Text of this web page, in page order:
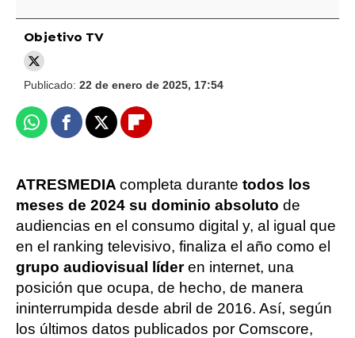
Objetivo TV
Publicado: 22 de enero de 2025, 17:54
WhatsappFacebook
X Flipboard
ATRESMEDIA completa durante todos los
meses de 2024 su dominio absoluto de
audiencias en el consumo digital y, al igual que
en el ranking televisivo, finaliza el año como el
grupo audiovisual líderen internet, una
posición que ocupa, de hecho, de manera
ininterrumpida desde abril de 2016. Así, según
los últimos datos publicados por Comscore,